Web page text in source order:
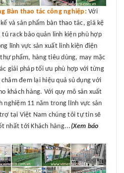
Bàn thao tác công nghiệp: Với
và sản phẩm bàn thao tác, giá kệ
rack bảo quản linh kiện phù hợp
lĩnh vực sản xuất linh kiện điện
phẩm, hàng tiêu dùng, may mặc
giải pháp tối ưu phù hợp với từng
đem lại hiệu quả sủ dụng với
khách hàng. Với quy mô sản xuất
nghiệm 11 năm trong lĩnh vực sản
tại Việt Nam chúng tôi tự tin sẽ
nhất tới Khách hàng... (Xem báo